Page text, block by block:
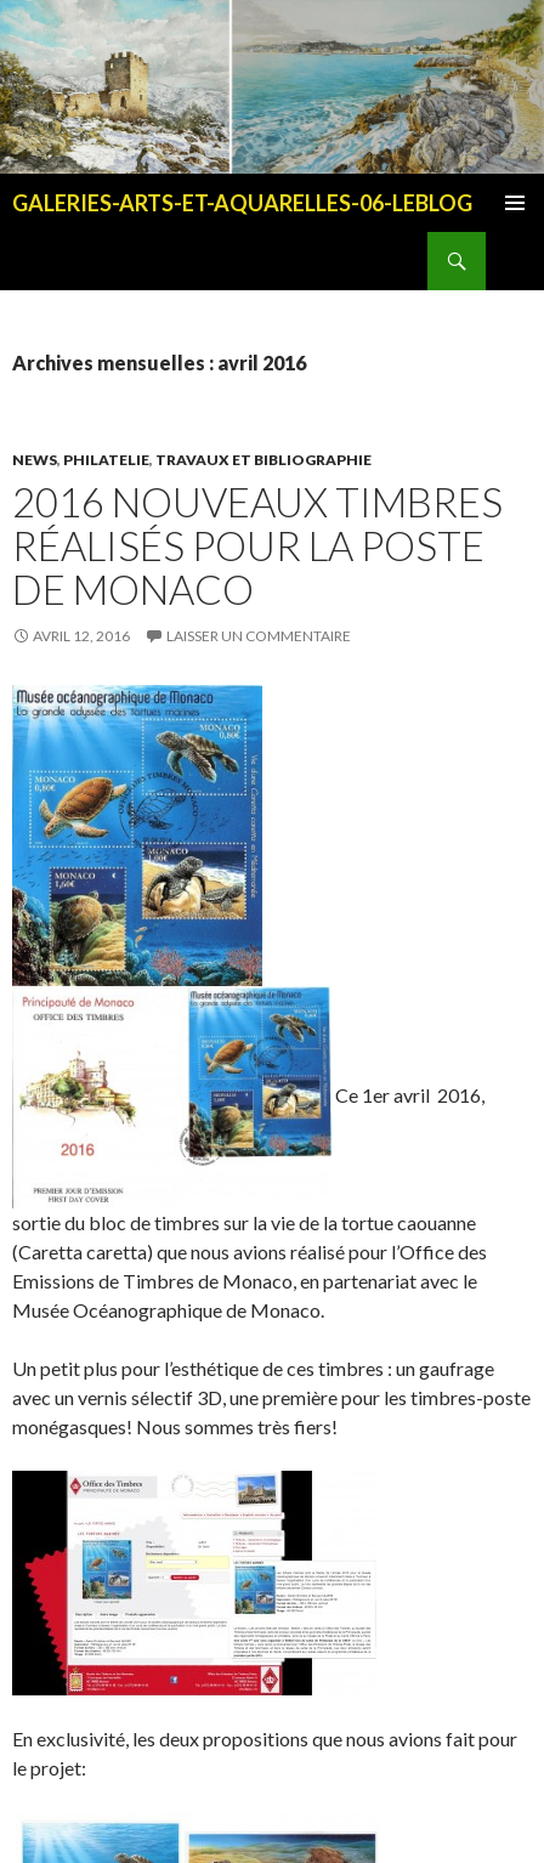
GALERIES-ARTS-ET-AQUARELLES-06-LEBLOG
Archives mensuelles : avril 2016
NEWS, PHILATELIE, TRAVAUX ET BIBLIOGRAPHIE
2016 NOUVEAUX TIMBRES
RÉALISÉS POUR LA POSTE
DE MONACO
AVRIL 12, 2016 LAISSER UN COMMENTAIRE
Ce 1er avril 2016,
sortie du bloc de timbres sur la vie de la tortue caouanne
(Caretta caretta) que nous avions réalisé pour l’Office des
Emissions de Timbres de Monaco, en partenariat avec le
Musée Océanographique de Monaco.
Un petit plus pour l’esthétique de ces timbres : un gaufrage
avec un vernis sélectif 3D, une première pour les timbres-poste
monégasques! Nous sommes très fiers!
En exclusivité, les deux propositions que nous avions fait pour
le projet: